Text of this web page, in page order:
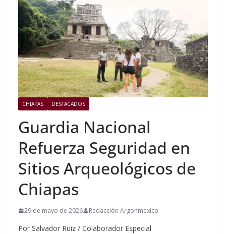
CHIAPAS DESTACADOS
Guardia Nacional
Refuerza Seguridad en
Sitios Arqueológicos de
Chiapas
29 de mayo de 2026 Redacción Argonmexico
Por Salvador Ruiz / Colaborador Especial